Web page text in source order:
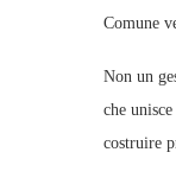
Comune
Non un
che
costruire